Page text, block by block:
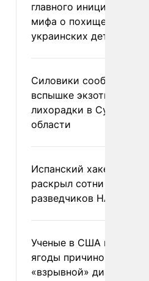
главного инициатора
мифа о похищении
украинских детей
Силовики сообщили о
вспышке экзотической
лихорадки в Сумской
области
Испанский хакер Хиль
раскрыл сотни
разведчиков НАТО и
Ученые в США назвали
ягоды причиной
«взрывной» диареи